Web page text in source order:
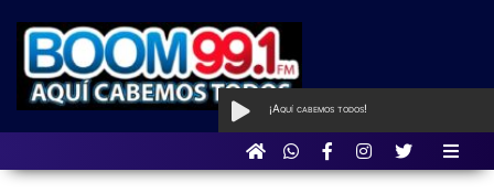
con Qué Programa tan
BOOM
¡Aquí cabemos todos!